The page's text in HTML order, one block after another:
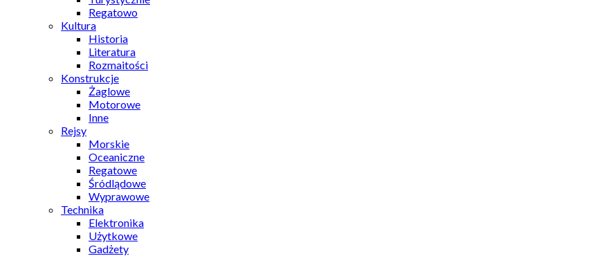
Regatowo
Kultura
Historia
Literatura
Rozmaitości
Konstrukcje
Żaglowe
Motorowe
Inne
Rejsy
Morskie
Oceaniczne
Regatowe
Śródlądowe
Wyprawowe
Technika
Elektronika
Użytkowe
Gadżety